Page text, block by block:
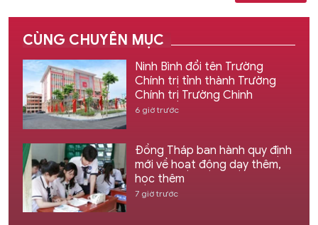
CÙNG CHUYÊN MỤC
Ninh Bình đổi tên Trường
Chính trị tỉnh thành Trường
Chính trị Trường Chinh
6 giờ trước
Đồng Tháp ban hành quy định
mới về hoạt động dạy thêm,
học thêm
7 giờ trước